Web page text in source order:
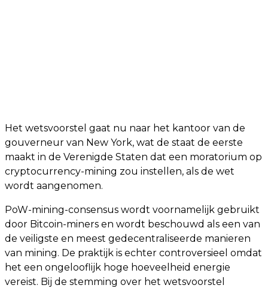
Het wetsvoorstel gaat nu naar het kantoor van de
gouverneur van New York, wat de staat de eerste
maakt in de Verenigde Staten dat een moratorium op
cryptocurrency-mining zou instellen, als de wet
wordt aangenomen.
PoW-mining-consensus wordt voornamelijk gebruikt
door Bitcoin-miners en wordt beschouwd als een van
de veiligste en meest gedecentraliseerde manieren
van mining. De praktijk is echter controversieel omdat
het een ongelooflijk hoge hoeveelheid energie
vereist. Bij de stemming over het wetsvoorstel